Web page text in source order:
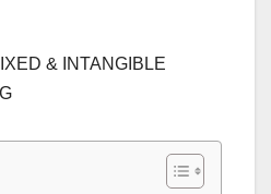
& INTANGIBLE